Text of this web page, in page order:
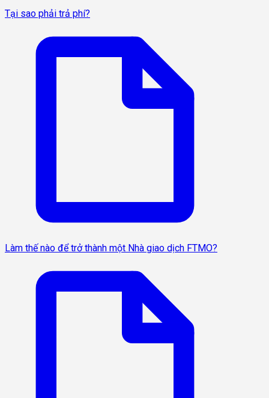
Tại sao phải trả phí?
Làm thế nào để trở thành một Nhà giao dịch FTMO?